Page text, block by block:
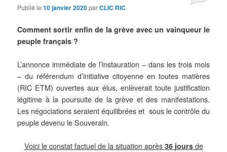
Publié le10 janvier 2020parCLIC RIC
Comment sortir enfin de la grève avec un vainqueur le
peuple français ?
L’annonce immédiate de l’instauration – dans les trois mois
– du référendum d’initiative citoyenne en toutes matières
(RIC ETM) ouvertes aux élus, enlèverait toute justification
légitime à la poursuite de la grève et des manifestations.
Les négociations seraient équilibrées et sous le contrôle du
peuple devenu le Souverain.
Voici le constat factuel de la situation après 36 joursde